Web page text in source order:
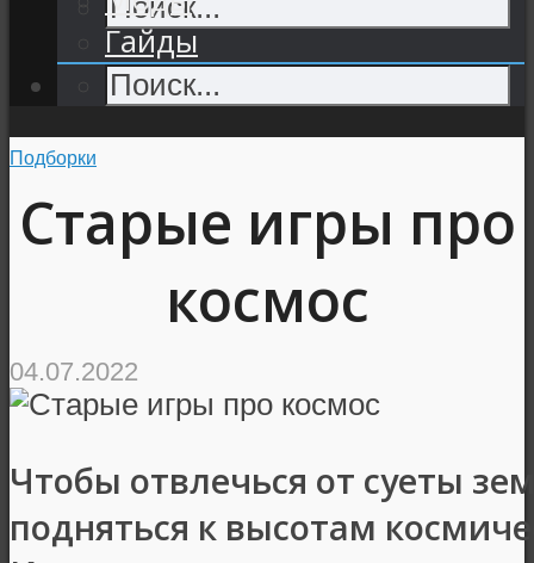
Гайды
Подборки
Старые игры про
космос
04.07.2022
Чтобы отвлечься от суеты
подняться к высотам